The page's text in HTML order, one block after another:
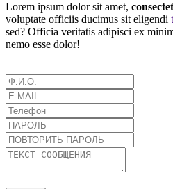
Lorem ipsum dolor sit amet,
voluptate officiis ducimus sit eligendi
sed? Officia veritatis adipisci ex
nemo esse dolor!